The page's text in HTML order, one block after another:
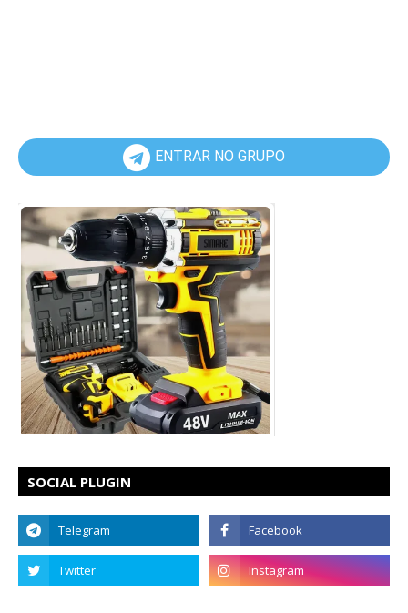
ENTRAR NO GRUPO
SOCIAL PLUGIN